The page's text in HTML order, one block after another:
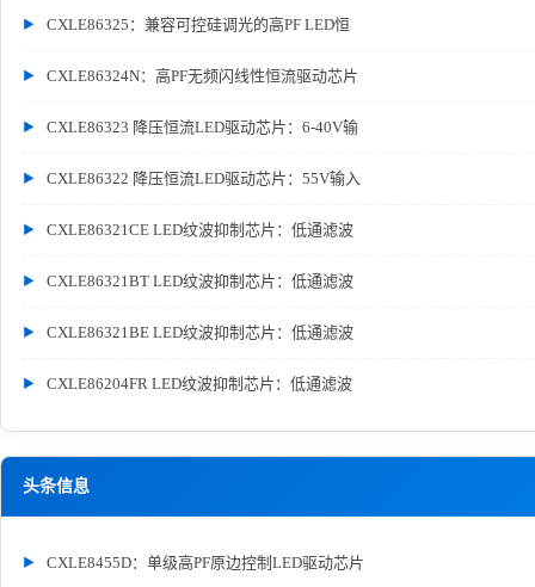
CXLE86325：兼容可控硅调光的高PF LED恒
CXLE86324N：高PF无频闪线性恒流驱动芯片
CXLE86323 降压恒流LED驱动芯片：6-40V输
CXLE86322 降压恒流LED驱动芯片：55V输入
CXLE86321CE LED纹波抑制芯片：低通滤波
CXLE86321BT LED纹波抑制芯片：低通滤波
CXLE86321BE LED纹波抑制芯片：低通滤波
CXLE86204FR LED纹波抑制芯片：低通滤波
头条信息
CXLE8455D：单级高PF原边控制LED驱动芯片